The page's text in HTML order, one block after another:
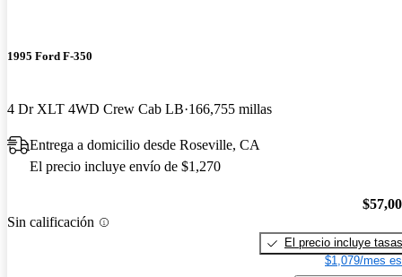
1995 Ford F-350
4 Dr XLT 4WD Crew Cab LB 166,755 millas
Entrega a domicilio desde Roseville, CA
El precio incluye envío de $1,270
Sin calificación
El precio incluye tasas
$1,079/mes